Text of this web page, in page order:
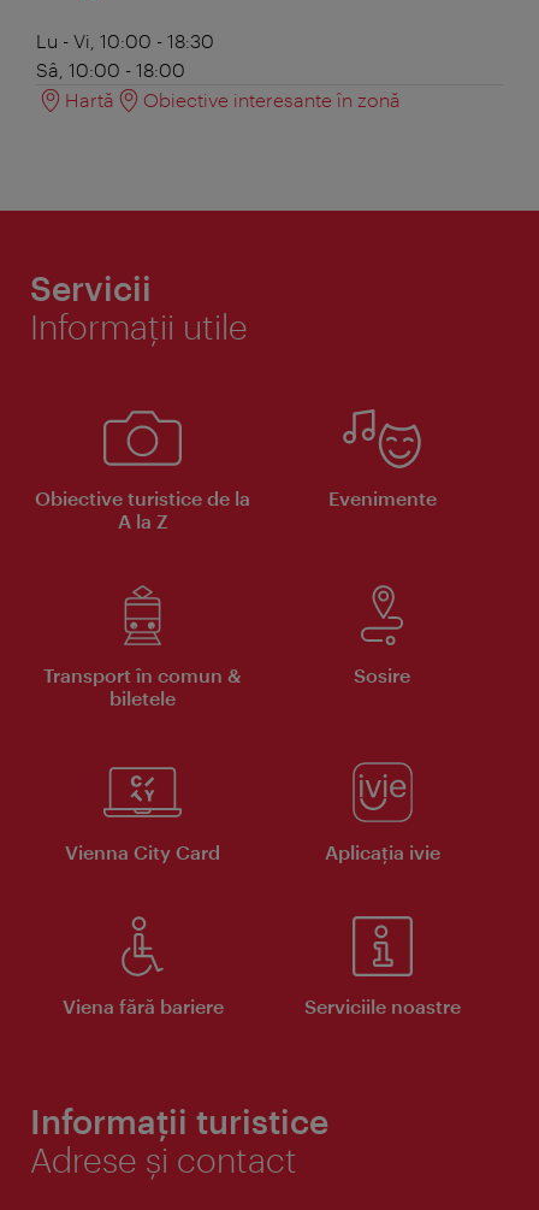
Lu - Vi, 10:00 - 18:30
Sâ, 10:00 - 18:00
Hartă
Obiective interesante în zonă
Servicii
Informaţii utile
Obiective turistice de la
A la Z
Evenimente
Transport în comun &
biletele
Sosire
Vienna City Card Aplicaţia ivie
Viena fără bariere Serviciile noastre
Informații turistice
Adrese și contact